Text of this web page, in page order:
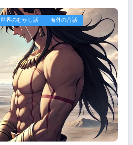
世界のむかし話 海外の昔話